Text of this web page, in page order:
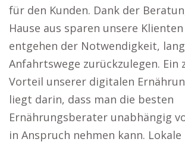
für den Kunden. Dank der
Hause aus sparen unsere
entgehen der Notwendigkeit,
Anfahrtswege zurückzulegen. Ein
Vorteil unserer digitalen
liegt darin, dass man die besten
Ernährungsberater unabhängig
in Anspruch nehmen kann. Lokale